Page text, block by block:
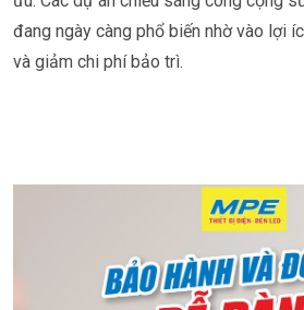
đang ngày càng phổ biến nhờ vào lợi
và giảm chi phí bảo trì.